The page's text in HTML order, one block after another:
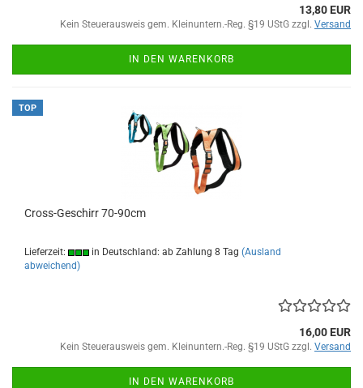
13,80 EUR
Kein Steuerausweis gem. Kleinuntern.-Reg. §19 UStG zzgl. Versand
IN DEN WARENKORB
TOP
Cross-Geschirr 70-90cm
Lieferzeit: in Deutschland: ab Zahlung 8 Tag (Ausland
abweichend)
16,00 EUR
Kein Steuerausweis gem. Kleinuntern.-Reg. §19 UStG zzgl. Versand
IN DEN WARENKORB